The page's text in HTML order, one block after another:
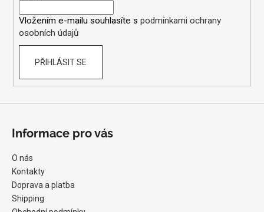
Vložením e-mailu souhlasíte s podmínkami ochrany
osobních údajů
PŘIHLÁSIT SE
Informace pro vás
O nás
Kontakty
Doprava a platba
Shipping